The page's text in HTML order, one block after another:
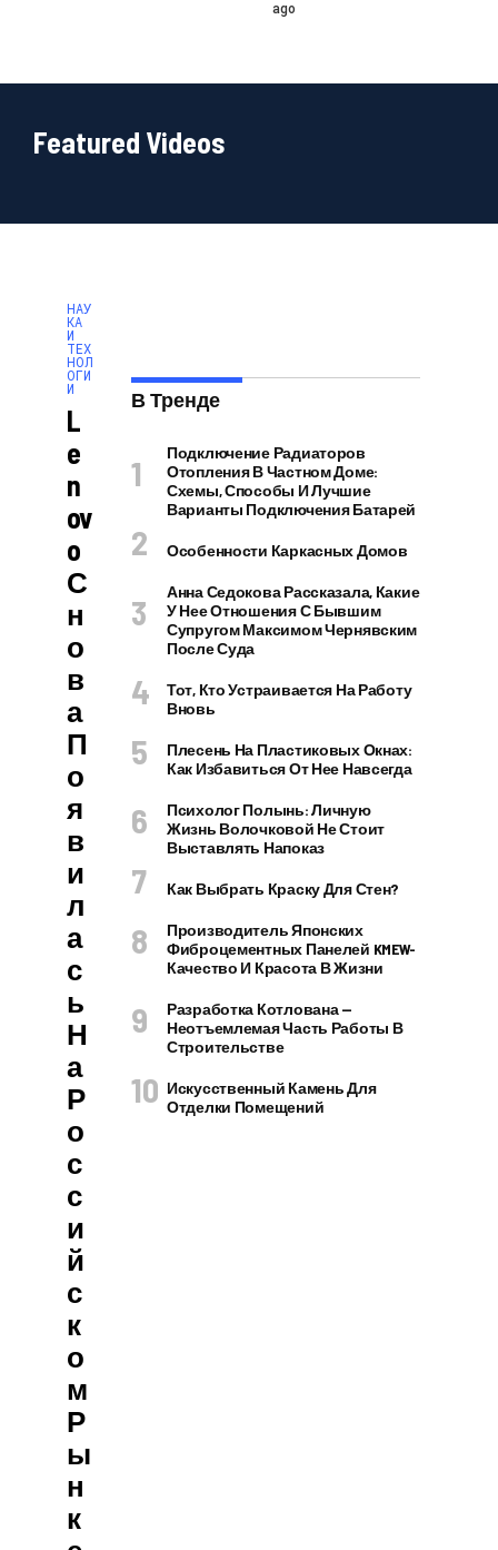
ago
Featured Videos
НАУ
КА
И
ТЕХ
НОЛ
ОГИ
И
L
E
N
Ov
O
С
Н
О
В
А
П
О
Я
В
И
Л
А
С
Ь
Н
А
Р
О
С
С
И
Й
С
К
О
М
Р
Ы
Н
К
В Тренде
Подключение Радиаторов
Отопления В Частном Доме:
Схемы, Способы И Лучшие
Варианты Подключения Батарей
Особенности Каркасных Домов
Анна Седокова Рассказала, Какие
У Нее Отношения С Бывшим
Супругом Максимом Чернявским
После Суда
Тот, Кто Устраивается На Работу
Вновь
Плесень На Пластиковых Окнах:
Как Избавиться От Нее Навсегда
Психолог Полынь: Личную
Жизнь Волочковой Не Стоит
Выставлять Напоказ
Как Выбрать Краску Для Стен?
Производитель Японских
Фиброцементных Панелей KMEW-
Качество И Красота В Жизни
Разработка Котлована —
Неотъемлемая Часть Работы В
Строительстве
Искусственный Камень Для
Отделки Помещений